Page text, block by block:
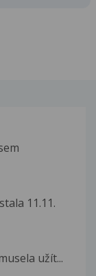
11.11.
užít...